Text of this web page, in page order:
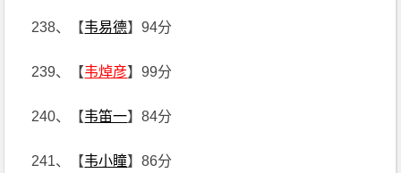
238、【韦易德】94分
239、【韦焯彦】99分
240、【韦笛一】84分
241、【韦小瞳】86分